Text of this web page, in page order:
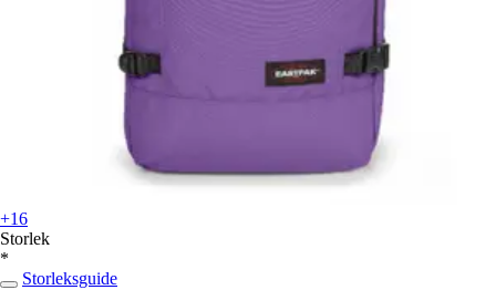
+16
Storlek
*
Storleksguide